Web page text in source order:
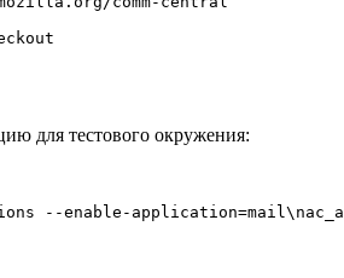
для тестового окружения:
--enable-